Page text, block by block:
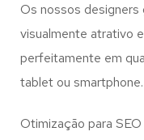
Os nossos designers
visualmente atrativo
perfeitamente em
tablet ou smartphone.
Otimização para SEO